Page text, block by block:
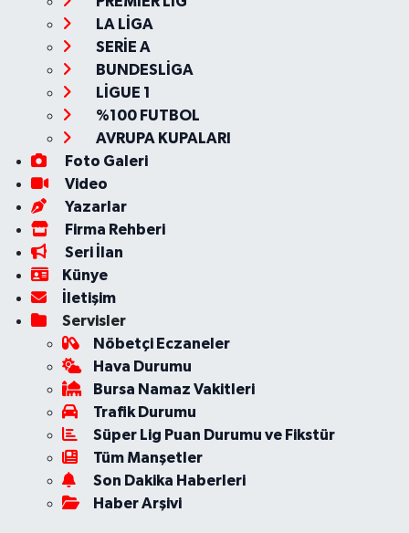
LA LİGA
SERİE A
BUNDESLİGA
LİGUE 1
%100 FUTBOL
AVRUPA KUPALARI
Foto Galeri
Video
Yazarlar
Firma Rehberi
Seri İlan
Künye
İletişim
Servisler
Nöbetçi Eczaneler
Hava Durumu
Bursa Namaz Vakitleri
Trafik Durumu
Süper Lig Puan Durumu ve Fikstür
Tüm Manşetler
Son Dakika Haberleri
Haber Arşivi